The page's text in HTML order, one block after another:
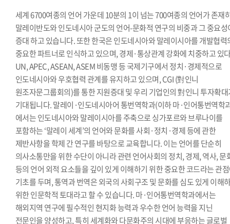
세계 6700여종의 언어 가운데 10분의 1이 넘는 700여종의 언어가 존재
말레이반도와 인도네시아 군도의 언어-문화적 연구의 비중과 그 중요성
증대 하고 있습니다. 또한 한국은 인도네시아와 말레이시아를 개발협력
중요한 파트너로 인식하고 있으며, 경제·통상관계 강화에 치중하고 있
UN, APEC, ASEAN, ASEM 비동맹 등 국제기구에서 정치·경제적으로
인도네시아와 우호협력 관계를 유지하고 있으며, CGI (對인니
원조자문그룹회의)를 통한 지원증대 및 우리 기업인의 對인니 투자확
기대됩니다. 말레이·인도네시아어 통번역학과(이하 마·인어통번역학
에서는 인도네시아와 말레이시아를 주축으로 싱가포르와 브루나이를
포함하는 ‘말레이 세계’의 언어와 문화를 사회·정치·경제 등에 관한
제반사항을 학제 간 연구를 바탕으로 교육합니다. 이는 언어를 단순히
의사소통만을 위한 수단이 아니라 관련 언어사회의 정치, 경제, 역사, 문
등의 언어 외적 요소들을 깊이 있게 이해하기 위한 중요한 코드라는 관
기초를 두며, 통역과 번역은 외국의 사회구조 및 문화를 심도 있게 이해
위한 인문학적 토대라고 할 수 있습니다. 마·인어통번역학과에서는
해외지역 연구에 필수적인 현지화 능력과 우수한 언어 능력을 지닌
전문인을 양성하고, 특히 세계화와 다문화주의 시대에 부응하는 글로벌